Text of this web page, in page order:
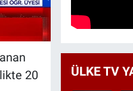
20
ÜLKE TV